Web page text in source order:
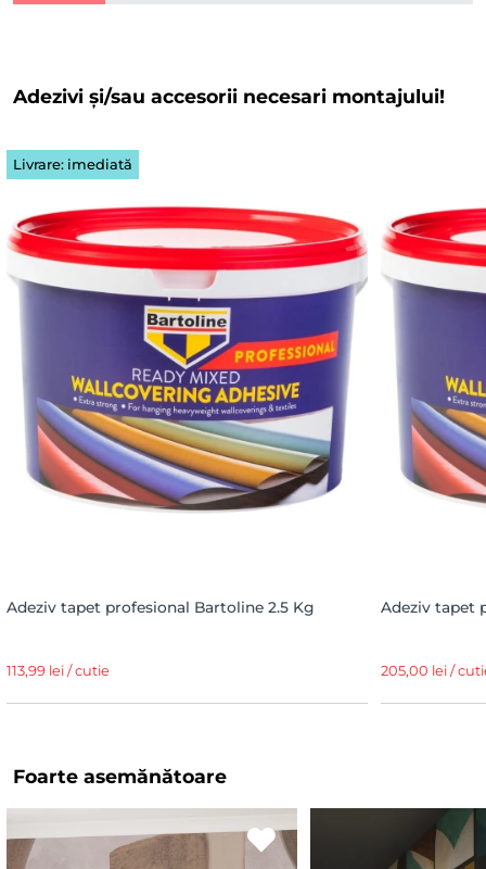
Adezivi și/sau accesorii necesari montajului!
Livrare: imediată
Adeziv tapet profesional Bartoline 2.5 Kg
113,99 lei / cutie
Adeziv tapet
205,00 lei /
Foarte asemănătoare